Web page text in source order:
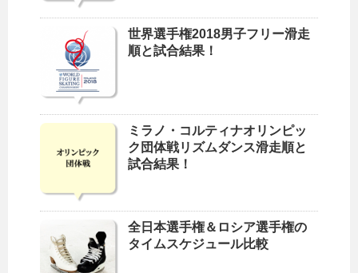
世界選手権2018男子フリー滑走
順と試合結果！
ミラノ・コルティナオリンピッ
ク団体戦リズムダンス滑走順と
試合結果！
全日本選手権＆ロシア選手権の
タイムスケジュール比較